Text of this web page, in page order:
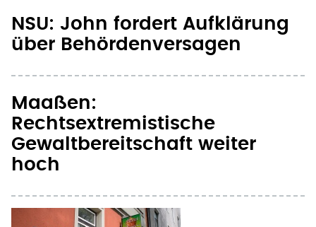
NSU: John fordert Aufklärung
über Behördenversagen
Maaßen:
Rechtsextremistische
Gewaltbereitschaft weiter
hoch